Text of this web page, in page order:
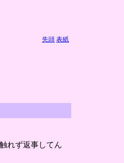
先頭 表紙
れず返事してん